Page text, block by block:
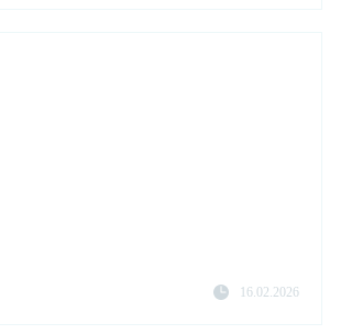
16.02.2026